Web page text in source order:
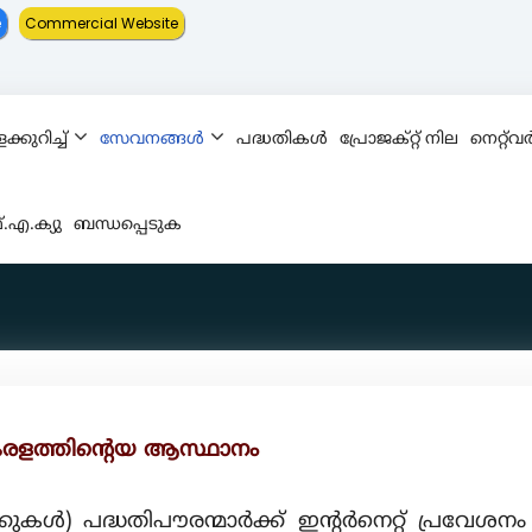
Commercial Website
സേവനങ്ങൾ പദ്ധതികൾ പ്രോജക്റ്റ് നില
ബന്ധപ്പെടുക
ആസ്ഥാനം
പദ്ധതിപൗരന്മാർക്ക് ഇന്റർനെറ്റ്